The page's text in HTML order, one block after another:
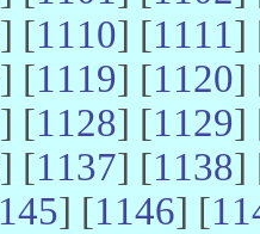
] [1110] [1111]
] [1119] [1120]
] [1128] [1129]
] [1137] [1138]
] [1146] [